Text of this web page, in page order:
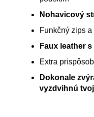
Nohavicový
Funkčný zips
Faux leather
Extra
Dokonale
vyzdvihnú